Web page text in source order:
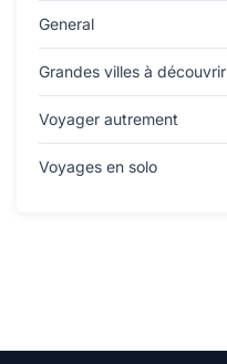
General
Grandes villes à découvrir
Voyager autrement
Voyages en solo